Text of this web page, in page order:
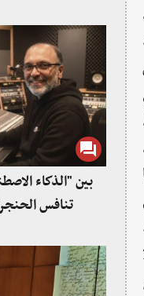
بين "الذكاء
تنافس